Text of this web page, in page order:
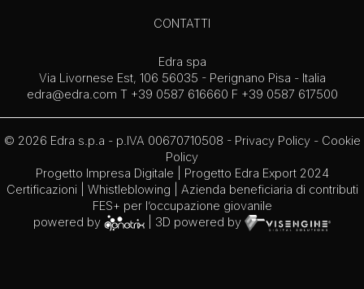
CONTATTI
Edra spa
Via Livornese Est, 106 56035 - Perignano Pisa - Italia
edra@edra.com T +39 0587 616660 F +39 0587 617500
© 2026 Edra s.p.a - p.IVA 00670710508 - Privacy Policy- Cookie
Policy
Progetto Impresa Digitale
Progetto Edra Export 2024
Certificazioni
Whistleblowing | Azienda beneficiaria di contributi
FES+ per l’occupazione giovanile
powered by
| 3D powered by